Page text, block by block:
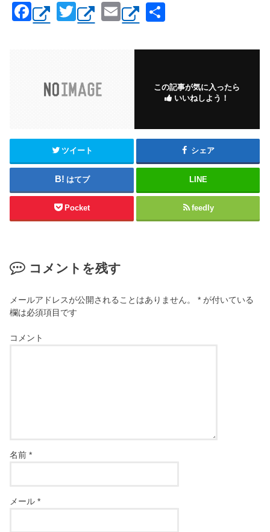
F
a
T
wi
E
m
ail
この記事が気に入ったら
いいねしよう！
ツイート シェア
はてブ LINE
Pocket feedly
コメントを残す
メールアドレスが公開されることはありません。 * が付いている
欄は必須項目です
コメント
名前*
メール*